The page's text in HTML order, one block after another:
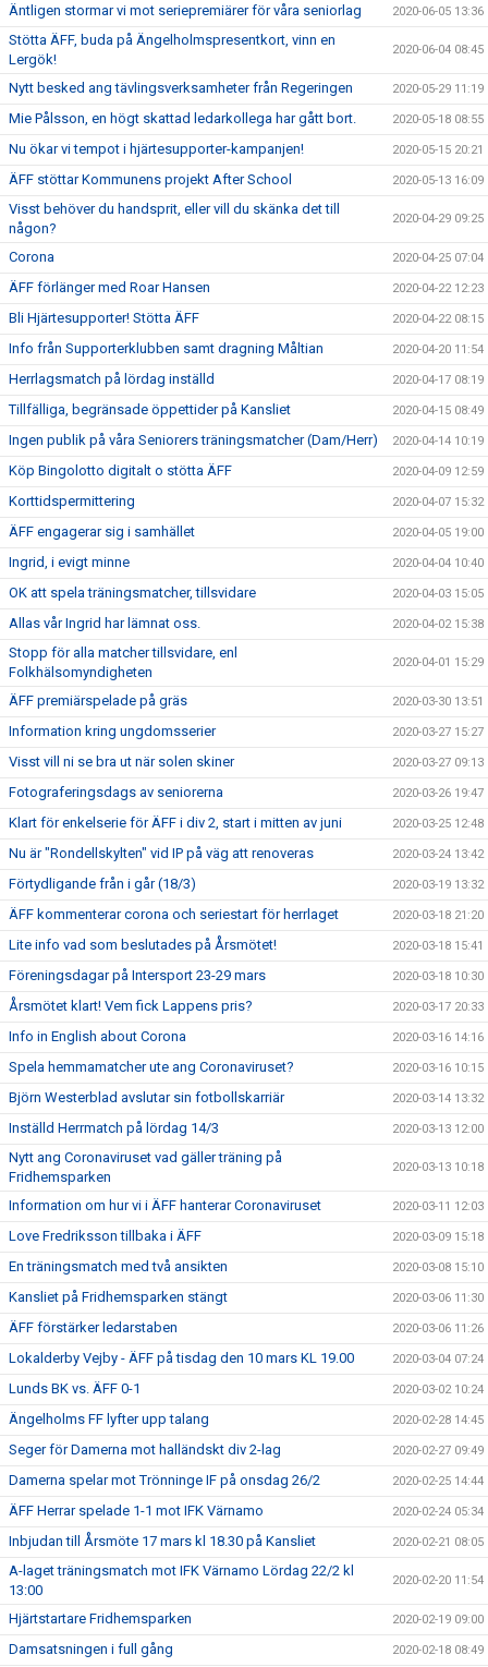
Äntligen stormar vi mot seriepremiärer för våra seniorlag 2020-06-05 13:36
Stötta ÄFF, buda på Ängelholmspresentkort, vinn en
Lergök!
2020-06-04 08:45
Nytt besked ang tävlingsverksamheter från Regeringen 2020-05-29 11:19
Mie Pålsson, en högt skattad ledarkollega har gått bort. 2020-05-18 08:55
Nu ökar vi tempot i hjärtesupporter-kampanjen! 2020-05-15 20:21
ÄFF stöttar Kommunens projekt After School 2020-05-13 16:09
Visst behöver du handsprit, eller vill du skänka det till
någon?
2020-04-29 09:25
Corona 2020-04-25 07:04
ÄFF förlänger med Roar Hansen 2020-04-22 12:23
Bli Hjärtesupporter! Stötta ÄFF 2020-04-22 08:15
Info från Supporterklubben samt dragning Måltian 2020-04-20 11:54
Herrlagsmatch på lördag inställd 2020-04-17 08:19
Tillfälliga, begränsade öppettider på Kansliet 2020-04-15 08:49
Ingen publik på våra Seniorers träningsmatcher (Dam/Herr) 2020-04-14 10:19
Köp Bingolotto digitalt o stötta ÄFF 2020-04-09 12:59
Korttidspermittering 2020-04-07 15:32
ÄFF engagerar sig i samhället 2020-04-05 19:00
Ingrid, i evigt minne 2020-04-04 10:40
OK att spela träningsmatcher, tillsvidare 2020-04-03 15:05
Allas vår Ingrid har lämnat oss. 2020-04-02 15:38
Stopp för alla matcher tillsvidare, enl
Folkhälsomyndigheten
2020-04-01 15:29
ÄFF premiärspelade på gräs 2020-03-30 13:51
Information kring ungdomsserier 2020-03-27 15:27
Visst vill ni se bra ut när solen skiner 2020-03-27 09:13
Fotograferingsdags av seniorerna 2020-03-26 19:47
Klart för enkelserie för ÄFF i div 2, start i mitten av juni 2020-03-25 12:48
Nu är "Rondellskylten" vid IP på väg att renoveras 2020-03-24 13:42
Förtydligande från i går (18/3) 2020-03-19 13:32
ÄFF kommenterar corona och seriestart för herrlaget 2020-03-18 21:20
Lite info vad som beslutades på Årsmötet! 2020-03-18 15:41
Föreningsdagar på Intersport 23-29 mars 2020-03-18 10:30
Årsmötet klart! Vem fick Lappens pris? 2020-03-17 20:33
Info in English about Corona 2020-03-16 14:16
Spela hemmamatcher ute ang Coronaviruset? 2020-03-16 10:15
Björn Westerblad avslutar sin fotbollskarriär 2020-03-14 13:32
Inställd Herrmatch på lördag 14/3 2020-03-13 12:00
Nytt ang Coronaviruset vad gäller träning på
Fridhemsparken
2020-03-13 10:18
Information om hur vi i ÄFF hanterar Coronaviruset 2020-03-11 12:03
Love Fredriksson tillbaka i ÄFF 2020-03-09 15:18
En träningsmatch med två ansikten 2020-03-08 15:10
Kansliet på Fridhemsparken stängt 2020-03-06 11:30
ÄFF förstärker ledarstaben 2020-03-06 11:26
Lokalderby Vejby - ÄFF på tisdag den 10 mars KL 19.00 2020-03-04 07:24
Lunds BK vs. ÄFF 0-1 2020-03-02 10:24
Ängelholms FF lyfter upp talang 2020-02-28 14:45
Seger för Damerna mot halländskt div 2-lag 2020-02-27 09:49
Damerna spelar mot Trönninge IF på onsdag 26/2 2020-02-25 14:44
ÄFF Herrar spelade 1-1 mot IFK Värnamo 2020-02-24 05:34
Inbjudan till Årsmöte 17 mars kl 18.30 på Kansliet 2020-02-21 08:05
A-laget träningsmatch mot IFK Värnamo Lördag 22/2 kl
13:00
2020-02-20 11:54
Hjärtstartare Fridhemsparken 2020-02-19 09:00
Damsatsningen i full gång 2020-02-18 08:49